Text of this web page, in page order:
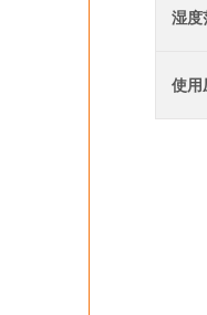
湿度
使用